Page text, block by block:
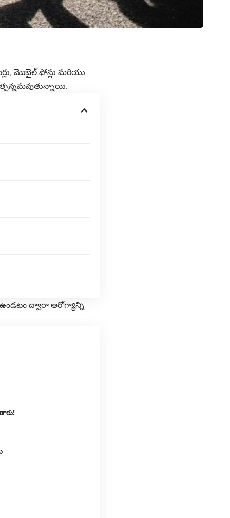
మొబైల్ ఫోన్లు మరియు
ద్వారా ఆరోగ్యాన్ని